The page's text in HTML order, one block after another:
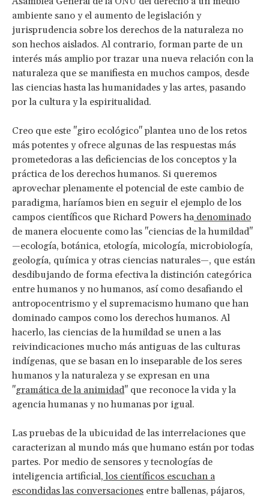
ambiente sano y el aumento de legislación y
jurisprudencia sobre los derechos de la naturaleza no
son hechos aislados. Al contrario, forman parte de un
interés más amplio por trazar una nueva relación con la
naturaleza que se manifiesta en muchos campos, desde
las ciencias hasta las humanidades y las artes, pasando
por la cultura y la espiritualidad.
Creo que este "giro ecológico" plantea uno de los retos
más potentes y ofrece algunas de las respuestas más
prometedoras a las deficiencias de los conceptos y la
práctica de los derechos humanos. Si queremos
aprovechar plenamente el potencial de este cambio de
paradigma, haríamos bien en seguir el ejemplo de los
campos científicos que Richard Powers ha denominado
de manera elocuente como las "ciencias de la humildad"
—ecología, botánica, etología, micología, microbiología,
geología, química y otras ciencias naturales—, que están
desdibujando de forma efectiva la distinción categórica
entre humanos y no humanos, así como desafiando el
antropocentrismo y el supremacismo humano que han
dominado campos como los derechos humanos. Al
hacerlo, las ciencias de la humildad se unen a las
reivindicaciones mucho más antiguas de las culturas
indígenas, que se basan en lo inseparable de los seres
humanos y la naturaleza y se expresan en una
"gramática de la animidad" que reconoce la vida y la
agencia humanas y no humanas por igual.
Las pruebas de la ubicuidad de las interrelaciones que
caracterizan al mundo más que humano están por todas
partes. Por medio de sensores y tecnologías de
inteligencia artificial, los científicos escuchan a
escondidas las conversaciones entre ballenas, pájaros,